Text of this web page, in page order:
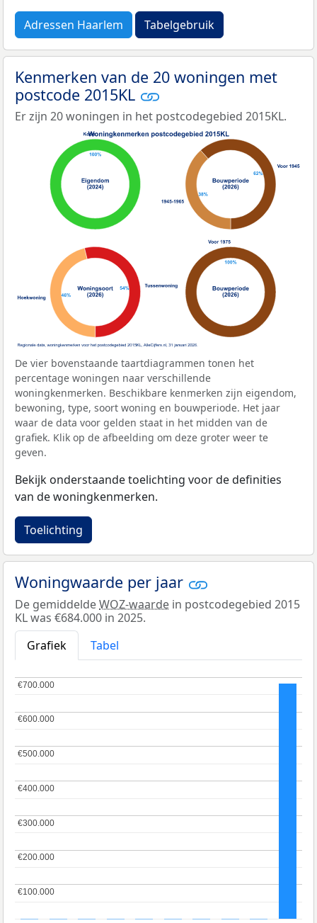
Adressen Haarlem Tabelgebruik
Kenmerken van de 20 woningen met
postcode 2015KL
Er zijn 20 woningen in het postcodegebied 2015KL.
De vier bovenstaande taartdiagrammen tonen het
percentage woningen naar verschillende
woningkenmerken. Beschikbare kenmerken zijn eigendom,
bewoning, type, soort woning en bouwperiode. Het jaar
waar de data voor gelden staat in het midden van de
grafiek. Klik op de afbeelding om deze groter weer te
geven.
Bekijk onderstaande toelichting voor de definities
van de woningkenmerken.
Toelichting
Woningwaarde per jaar
De gemiddeldeWOZ-waarde in postcodegebied 2015
KL was €684.000 in 2025.
Grafiek
Tabel
€100.000
€100.000
€200.000
€200.000
€300.000
€300.000
€400.000
€400.000
€500.000
€500.000
€600.000
€600.000
€700.000
€700.000